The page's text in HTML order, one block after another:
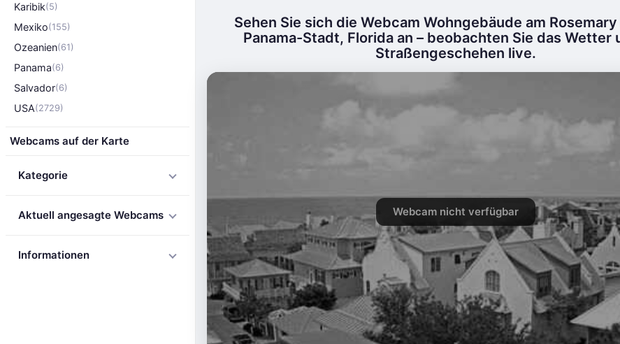
Karibik(5)
Mexiko(155)
Ozeanien(61)
Panama(6)
Salvador(6)
USA(2729)
Webcams auf der Karte
Kategorie
Aktuell angesagte Webcams
Informationen
Sehen Sie sich die Webcam Wohngebäude am Rosemary
Panama-Stadt, Florida an – beobachten Sie das Wetter
Straßengeschehen live.
Webcam nicht verfügbar